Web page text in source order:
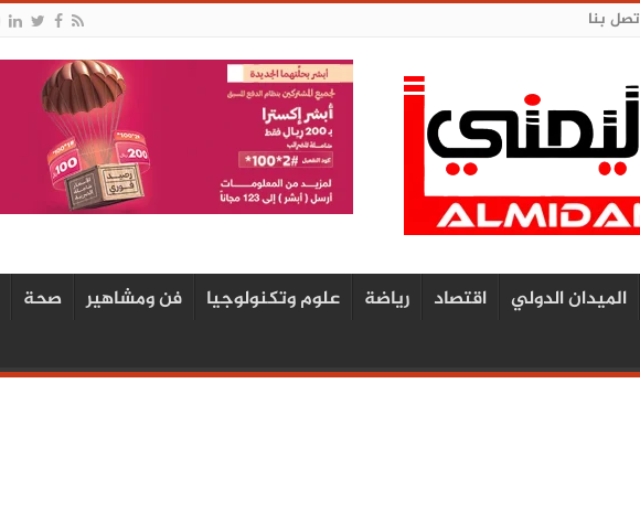
بنا
الميدان الدولي اقتصاد رياضة علوم وتكنولوجيا فن ومشاهير صحة